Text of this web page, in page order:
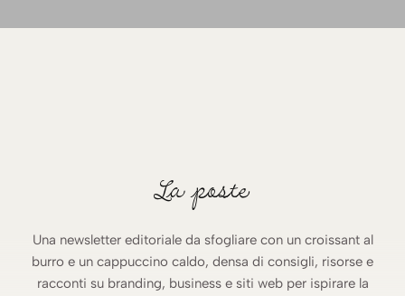
La poste
Una newsletter editoriale da sfogliare con un croissant al
burro e un cappuccino caldo, densa di consigli, risorse e
racconti su branding, business e siti web per ispirare la